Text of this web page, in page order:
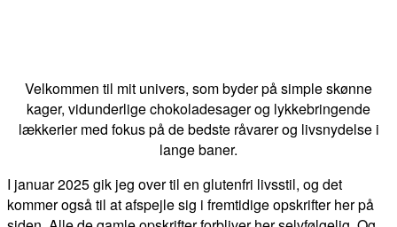
Velkommen til mit univers, som byder på simple skønne
kager, vidunderlige chokoladesager og lykkebringende
lækkerier med fokus på de bedste råvarer og livsnydelse i
lange baner.
I januar 2025 gik jeg over til en glutenfri livsstil, og det
kommer også til at afspejle sig i fremtidige opskrifter her på